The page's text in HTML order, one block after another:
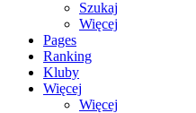
Szukaj
Więcej
Pages
Ranking
Kluby
Więcej
Więcej